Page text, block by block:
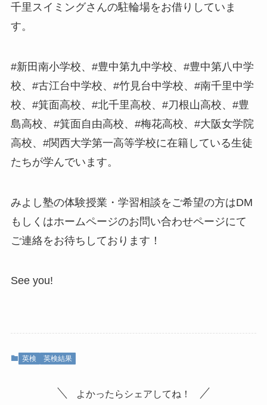
千里スイミングさんの駐輪場をお借りしていま
す。
#新田南小学校、#豊中第九中学校、#豊中第八中学
校、#古江台中学校、#竹見台中学校、#南千里中学
校、#箕面高校、#北千里高校、#刀根山高校、#豊
島高校、#箕面自由高校、#梅花高校、#大阪女学院
高校、#関西大学第一高等学校に在籍している生徒
たちが学んでいます。
みよし塾の体験授業・学習相談をご希望の方はDM
もしくはホームページのお問い合わせページにて
ご連絡をお待ちしております！
See you!
英検 英検結果
よかったらシェアしてね！